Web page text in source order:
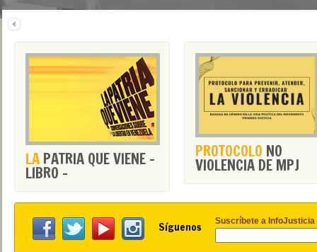
LA PATRIA QUE VIENE -
LIBRO -
PROTOCOLO NO
VIOLENCIA DE MPJ
Síguenos Suscríbete a InfoJusticia